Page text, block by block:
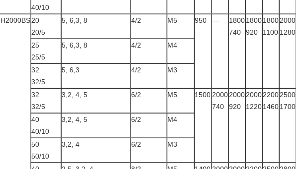
40/10
20
20/5
5, 6,3, 8 4/2 M5 950 —
1800
740
1800
920
1800
1100
2000
1280
25
25/5
5, 6,3, 8 4/2 M4
32
32/5
5, 6,3 4/2 M3
32
32/5
3,2, 4, 5 6/2 M5 1500 2000
740
2000
920
2000
1220
2200
1460
2500
1700
40
40/10
3,2, 4, 5 6/2 M4
50
50/10
3,2, 4 6/2 M3